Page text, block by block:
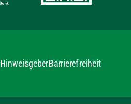
HinweisgeberBarrierefreiheit